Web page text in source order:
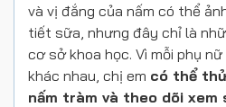
và vị đắng của nấm có thể
tiết sữa, nhưng đây chỉ là
cơ sở khoa học. Vì mỗi phụ
khác nhau, chị em có thể
nấm tràm và theo dõi xem